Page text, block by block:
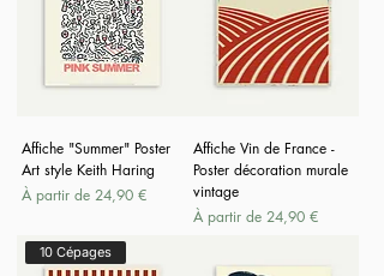
Affiche "Summer" Poster
Art style Keith Haring
À partir de 24,90 €
Prix promotionnel
Affiche Vin de France -
Poster décoration murale
vintage
À partir de 24,90 €
Prix promotionnel
10 Cépages